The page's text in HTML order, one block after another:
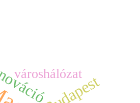
városhálózat